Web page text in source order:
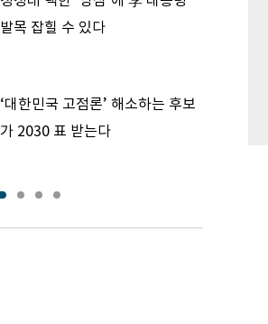
발목 잡힐 수 있다
‘대한민국 고점론’ 해소하는 후보
가 2030 표 받는다